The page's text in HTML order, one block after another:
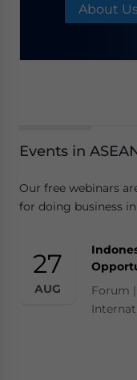
About
Events in
Our free webinars
for doing business in
27
AUG
Forum